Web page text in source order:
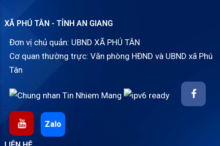
XÃ PHÚ TÂN - TỈNH AN GIANG
Đơn vị chủ quản: UBND XÃ PHÚ TÂN
Cơ quan thường trực: Văn phòng HĐND và UBND xã Phú
Tân
Zalo